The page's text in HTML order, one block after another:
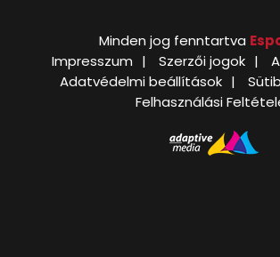
Minden jog fenntartva
Impresszum
Szerzői jogok
Adatvédelmi beállítások
Felhasználási